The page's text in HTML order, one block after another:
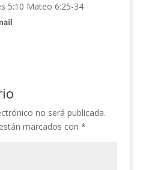
5:10 Mateo 6:25-34
no será publicada.
marcados con *